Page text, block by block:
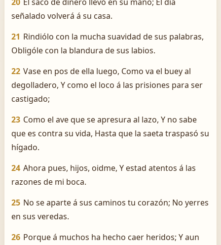
señalado volverá á su casa.
21 Rindiólo con la mucha suavidad de sus palabras,
Obligóle con la blandura de sus labios.
22 Vase en pos de ella luego, Como va el buey al
degolladero, Y como el loco á las prisiones para ser
castigado;
23 Como el ave que se apresura al lazo, Y no sabe
que es contra su vida, Hasta que la saeta traspasó su
hígado.
24 Ahora pues, hijos, oidme, Y estad atentos á las
razones de mi boca.
25 No se aparte á sus caminos tu corazón; No yerres
en sus veredas.
26 Porque á muchos ha hecho caer heridos; Y aun